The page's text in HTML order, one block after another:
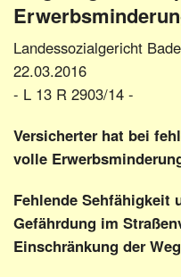
Landessozialgericht
22.03.2016
- L 13 R 2903/14 -
Versicherter hat bei
volle
Fehlende Sehfähigkeit
Gefährdung im
Einschränkung der